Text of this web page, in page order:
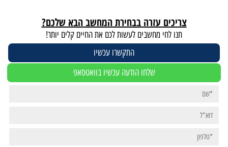
צריכים עזרה בבחירת המחשב הבא שלכם?
תנו לחי מחשבים לעשות לכם את החיים קלים יותר!
התקשרו עכשיו
שלחו הודעה עכשיו בוואטסאפ